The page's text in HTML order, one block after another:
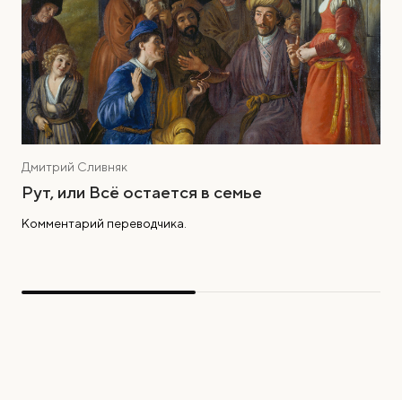
Дмитрий Сливняк
Рут, или Всё остается в семье
Комментарий переводчика.